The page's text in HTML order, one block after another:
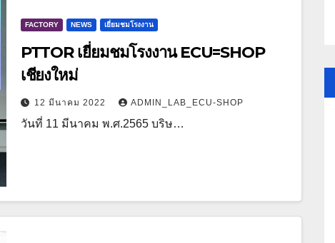
FACTORY NEWS เยี่ยมชมโรงงาน
PTTOR เยี่ยมชมโรงงาน ECU=SHOP
เชียงใหม่
12 มีนาคม 2022 ADMIN_LAB_ECU-SHOP
วันที่ 11 มีนาคม พ.ศ.2565 บริษ…